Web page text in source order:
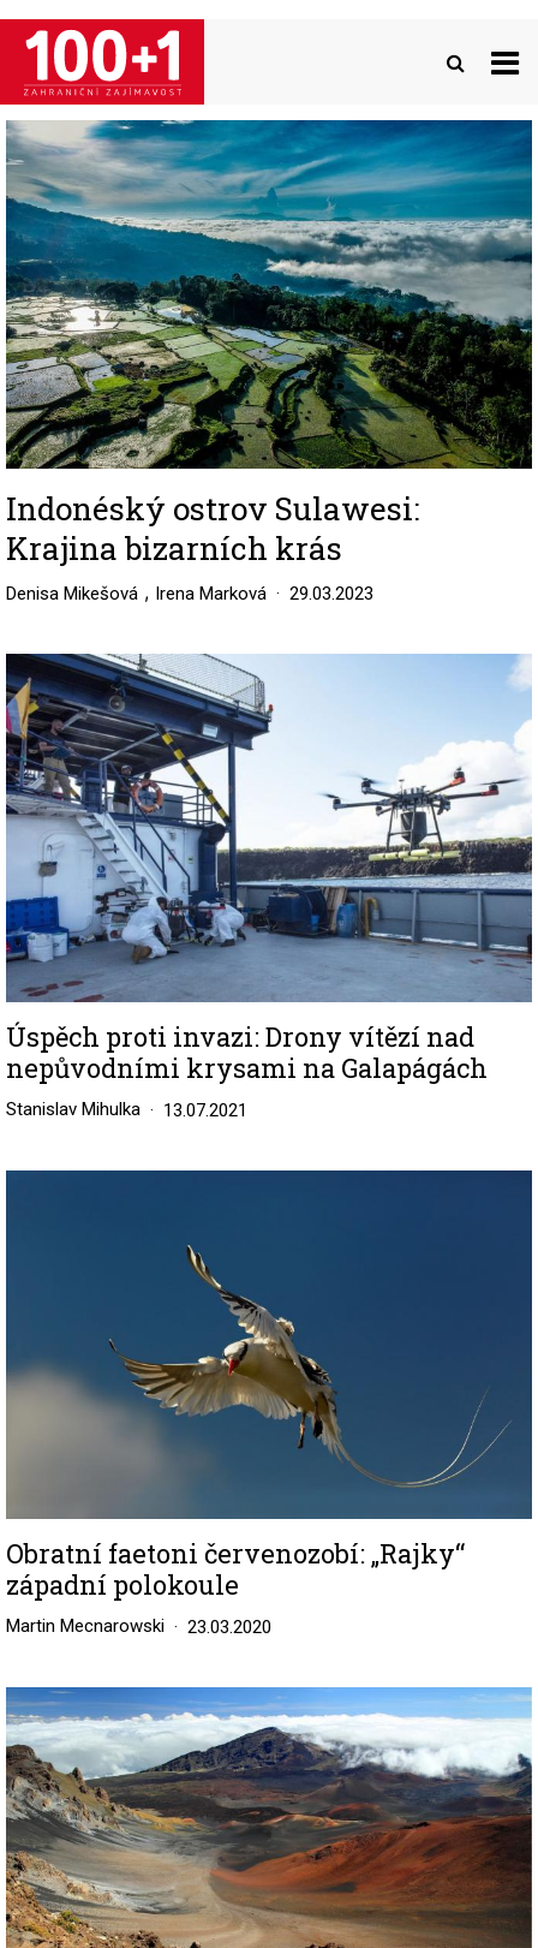
Přejít
hlavnímu
obsahu
Image
Indonéský ostrov Sulawesi:
Krajina bizarních krás
Denisa Mikešová , Irena Marková 29.03.2023
Image
Úspěch proti invazi: Drony vítězí nad
nepůvodními krysami na Galapágách
Stanislav Mihulka 13.07.2021
Obratní faetoni červenozobí: „Rajky“
západní polokoule
Martin Mecnarowski 23.03.2020
Image